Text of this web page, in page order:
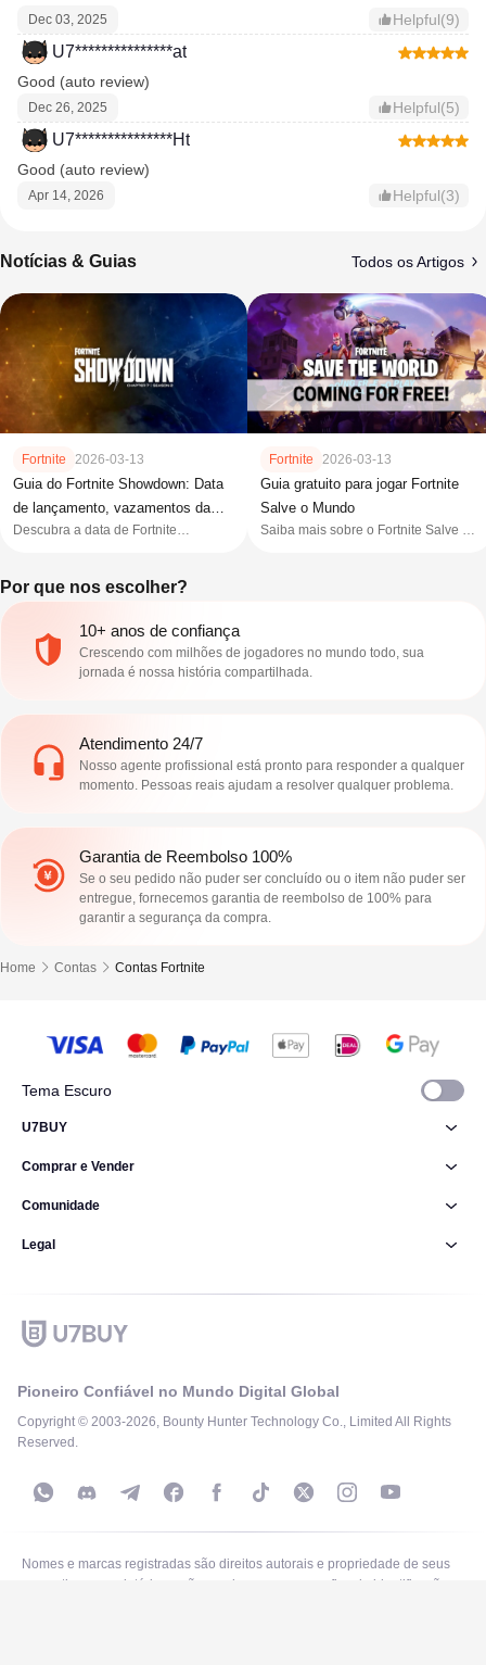
Dec 03, 2025 Helpful(9)
U7***************at
Good (auto review)
Dec 26, 2025 Helpful(5)
U7***************Ht
Good (auto review)
Apr 14, 2026 Helpful(3)
Notícias & Guias Todos os Artigos
Fortnite 2026-03-13
Guia do Fortnite Showdown: Data
de lançamento, vazamentos da
skin do Capitão América e do
Descubra a data de Fortnite
desbloquear a nova skin do Capitão
América (Edição 2026). Domine as
mecânicas da temporada e fique à
frente do meta.
Fortnite 2026-03-13
Guia gratuito para jogar Fortnite
Salve o Mundo
Saiba mais sobre o Fortnite Salve o
Por que nos escolher?
10+ anos de confiança
Crescendo com milhões de jogadores no mundo todo, sua
jornada é nossa história compartilhada.
Atendimento 24/7
Nosso agente profissional está pronto para responder a qualquer
momento. Pessoas reais ajudam a resolver qualquer problema.
Garantia de Reembolso 100%
Se o seu pedido não puder ser concluído ou o item não puder ser
entregue, fornecemos garantia de reembolso de 100% para
garantir a segurança da compra.
Home Contas Contas Fortnite
Tema Escuro
Pioneiro Confiável no Mundo Digital Global
Copyright © 2003-2026, Bounty Hunter Technology Co., Limited All Rights
Reserved.
U7BUY
Comprar e Vender
Comunidade
Legal
Nomes e marcas registradas são direitos autorais e propriedade de seus
respectivos proprietários e são usados apenas para fins de identificação